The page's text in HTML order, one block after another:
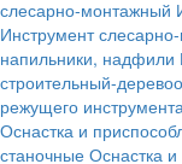
слесарно-монтажный
Инструмент
напильники, надфили
строительный-
режущего
Оснастка и
станочные Оснастка